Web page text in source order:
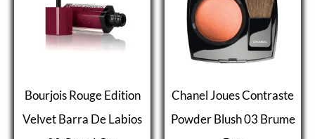
Bourjois Rouge Edition
Velvet Barra De Labios
Chanel Joues Contraste
Powder Blush 03 Brume